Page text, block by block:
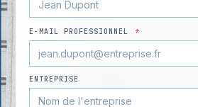
E-MAIL PROFESSIONNEL *
ENTREPRISE